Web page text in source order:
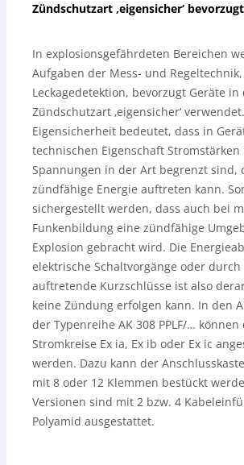
Zündschutzart ‚eigensicher‘ bevorzugt
In explosionsgefährdeten Bereichen
Aufgaben der Mess- und Regeltechnik,
Leckagedetektion, bevorzugt Geräte in
Zündschutzart ‚eigensicher‘ verwendet.
Eigensicherheit bedeutet, dass in
technischen Eigenschaft Stromstärken
Spannungen in der Art begrenzt sind,
zündfähige Energie auftreten kann.
sichergestellt werden, dass auch bei
Funkenbildung eine zündfähige
Explosion gebracht wird. Die
elektrische Schaltvorgänge oder
auftretende Kurzschlüsse ist also
keine Zündung erfolgen kann. In den
der Typenreihe AK 308 PPLF/…
Stromkreise Ex ia, Ex ib oder Ex ic
werden. Dazu kann der
mit 8 oder 12 Klemmen bestückt
Versionen sind mit 2 bzw. 4
Polyamid ausgestattet.